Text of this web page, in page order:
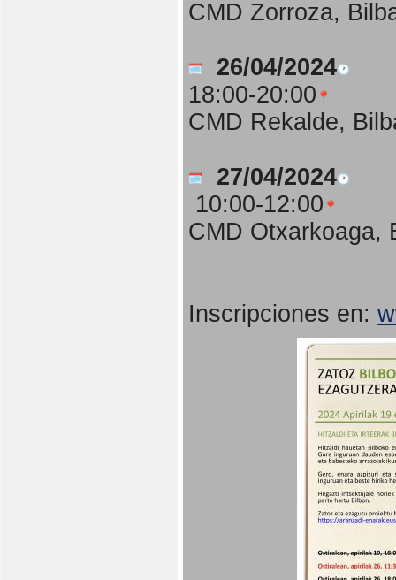
CMD Zorroza,
26/04/2024
18:00-20:00
CMD Rekalde,
27/04/2024
10:00-12:00
CMD Otxarkoaga,
Inscripciones en: